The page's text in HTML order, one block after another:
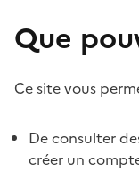
Que
Ce site vous
De consulter
créer un